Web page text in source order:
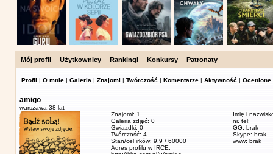
Mój profil Użytkownicy Rankingi Konkursy Patronaty
Profil | O mnie | Galeria | Znajomi | Twórczość | Komentarze | Aktywność | Ocenione
amigo
warszawa, 38 lat
Znajomi: 1
Galeria zdjęć: 0
Gwiazdki: 0
Twórczość: 4
Stan/cel irków: 9,9 / 60000
Adres profilu w IRCE:
Imię i
nr. tel:
GG: brak
Skype: brak
www: brak